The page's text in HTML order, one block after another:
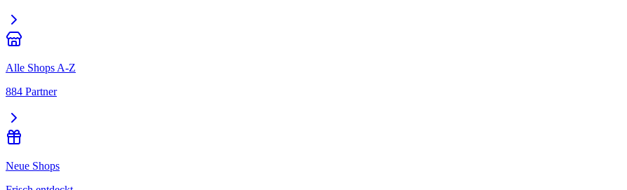
Alle Shops A-Z
884 Partner
Neue Shops